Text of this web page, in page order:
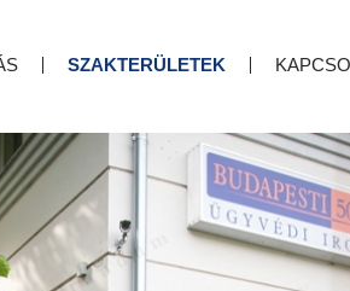
SZAKTERÜLETEK